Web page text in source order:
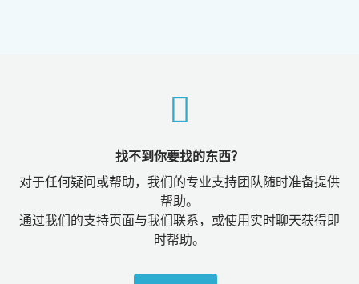
找不到你要找的东西？
对于任何疑问或帮助，我们的专业支持团队随时准备提供
帮助。
通过我们的支持页面与我们联系，或使用实时聊天获得即
时帮助。